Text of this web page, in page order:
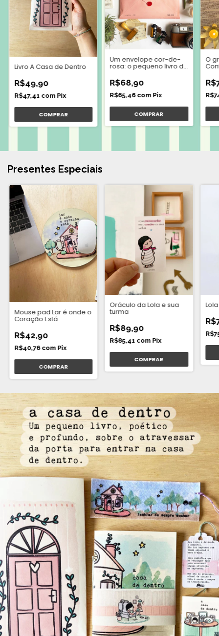
Livro A Casa de Dentro
R$49,90
R$47,41 com Pix
Um envelope cor-de-
rosa: o pequeno livro da
coragem
R$68,90
R$65,46 com Pix
O
Presentes Especiais
Mouse pad Lar é onde o
Coração Está
R$42,90
R$40,76 com Pix
Oráculo da Lola e sua
turma ​
R$89,90
R$85,41 com Pix